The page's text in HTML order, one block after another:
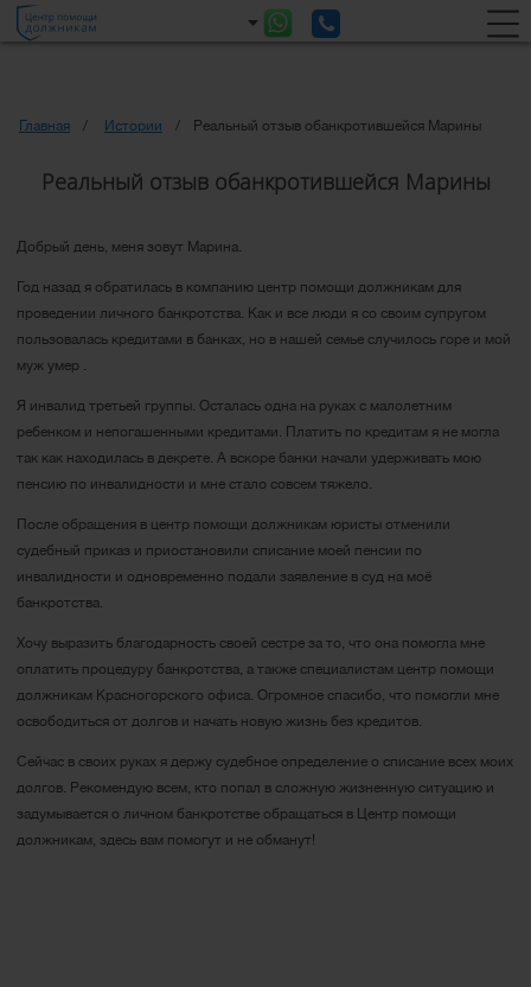
Главная Истории Реальный отзыв обанкротившейся Марины
Реальный отзыв обанкротившейся Марины
Добрый день, меня зовут Марина.
Год назад я обратилась в компанию центр помощи должникам для
проведении личного банкротства. Как и все люди я со своим супругом
пользовалась кредитами в банках, но в нашей семье случилось горе и мой
муж умер .
Я инвалид третьей группы. Осталась одна на руках с малолетним
ребенком и непогашенными кредитами. Платить по кредитам я не могла
так как находилась в декрете. А вскоре банки начали удерживать мою
пенсию по инвалидности и мне стало совсем тяжело.
После обращения в центр помощи должникам юристы отменили
судебный приказ и приостановили списание моей пенсии по
инвалидности и одновременно подали заявление в суд на моё
банкротства.
Хочу выразить благодарность своей сестре за то, что она помогла мне
оплатить процедуру банкротства, а также специалистам центр помощи
должникам Красногорского офиса. Огромное спасибо, что помогли мне
освободиться от долгов и начать новую жизнь без кредитов.
Сейчас в своих руках я держу судебное определение о списание всех моих
долгов. Рекомендую всем, кто попал в сложную жизненную ситуацию и
задумывается о личном банкротстве обращаться в Центр помощи
должникам, здесь вам помогут и не обманут!